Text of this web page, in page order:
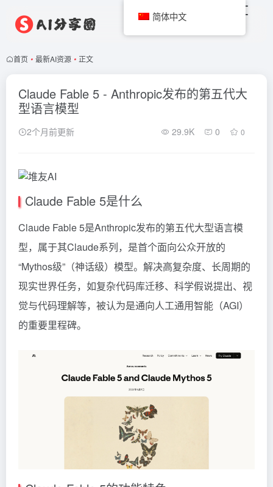
首页 • 最新AI资源 • 正文
Claude Fable 5 - Anthropic发布的第五代大
型语言模型
2个月前更新 29.9K 0 0
Claude Fable 5是什么
Claude Fable 5是Anthropic发布的第五代大型语言模
型，属于其Claude系列，是首个面向公众开放的
“Mythos级”（神话级）模型。解决高复杂度、长周期的
现实世界任务，如复杂代码库迁移、科学假说提出、视
觉与代码理解等，被认为是通向人工通用智能（AGI）
的重要里程碑。
简体中文